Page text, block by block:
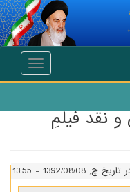
Toggle
نقد فیلمِ
تاریخ چ, 1392/08/08 - 13:55